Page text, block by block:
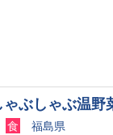
ゃぶしゃぶ温野
食 福島県